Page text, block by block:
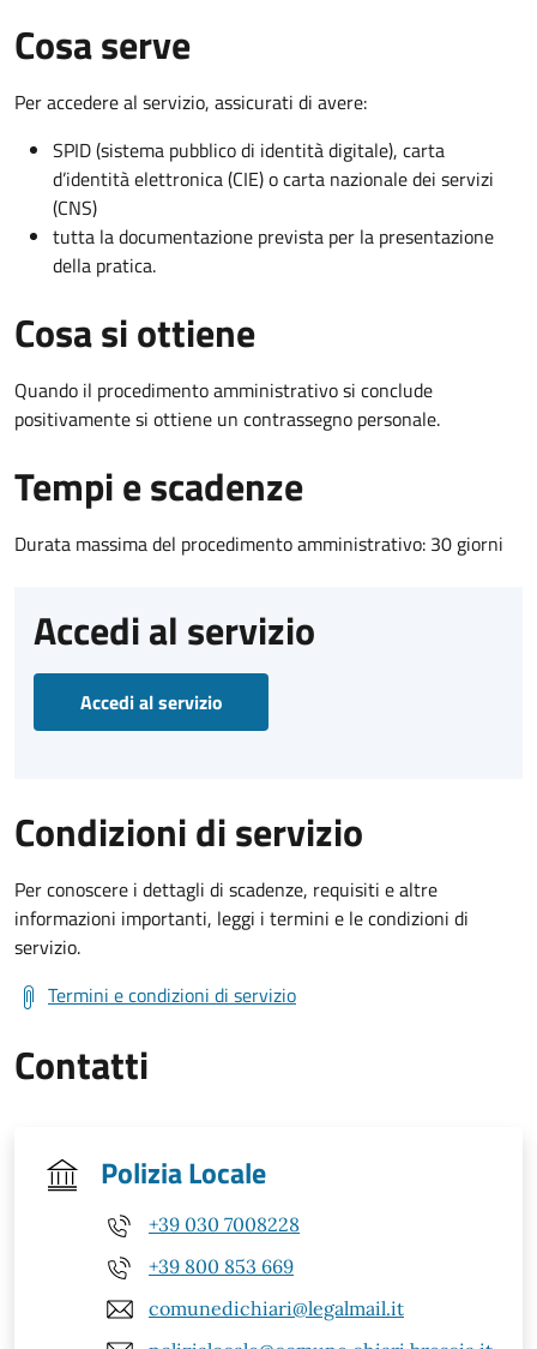
Cosa serve
Per accedere al servizio, assicurati di avere:
SPID (sistema pubblico di identità digitale), carta
d’identità elettronica (CIE) o carta nazionale dei servizi
(CNS)
tutta la documentazione prevista per la presentazione
della pratica.
Cosa si ottiene
Quando il procedimento amministrativo si conclude
positivamente si ottiene un contrassegno personale.
Tempi e scadenze
Durata massima del procedimento amministrativo: 30 giorni
Accedi al servizio
Accedi al servizio
Condizioni di servizio
Per conoscere i dettagli di scadenze, requisiti e altre
informazioni importanti, leggi i termini e le condizioni di
servizio.
Termini e condizioni di servizio
Contatti
Polizia Locale
+39 030 7008228
+39 800 853 669
comunedichiari@legalmail.it